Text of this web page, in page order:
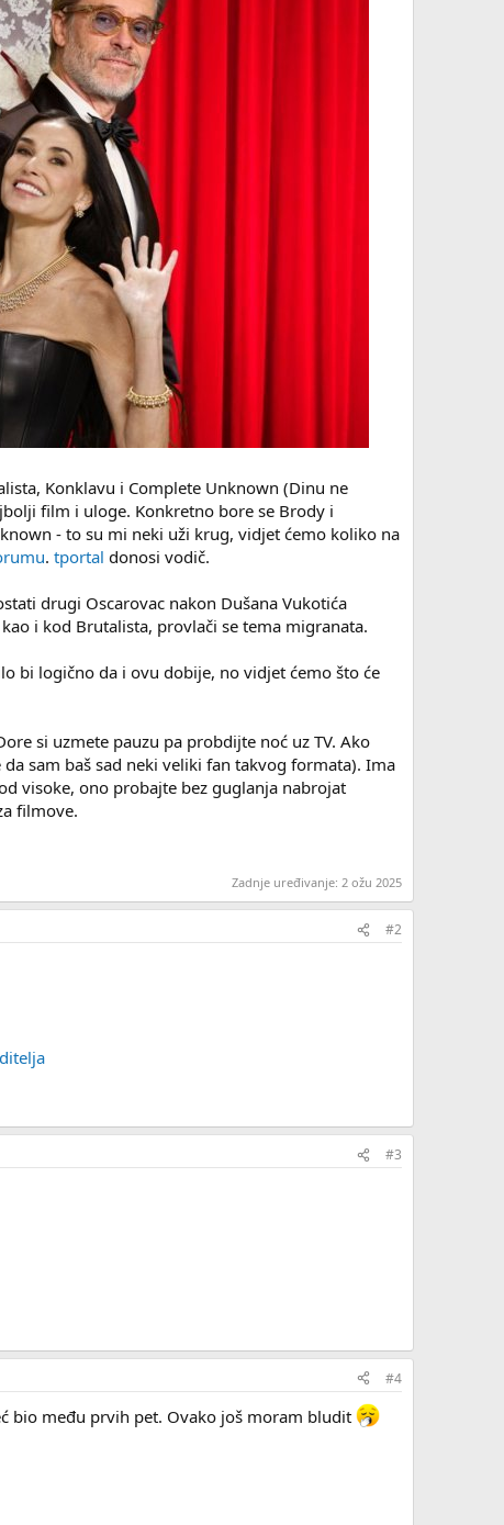
Konklavu i Complete Unknown (Dinu ne
film i uloge. Konkretno bore se Brody i
- to su mi neki uži krug, vidjet ćemo koliko na
. tportal donosi vodič.
drugi Oscarovac nakon Dušana Vukotića
i kod Brutalista, provlači se tema migranata.
bi logično da i ovu dobije, no vidjet ćemo što će
si uzmete pauzu pa probdijte noć uz TV. Ako
sam baš sad neki veliki fan takvog formata). Ima
visoke, ono probajte bez guglanja nabrojat
filmove.
Zadnje uređivanje: 2 ožu 2025
#2
#3
#4
bio među prvih pet. Ovako još moram bludit